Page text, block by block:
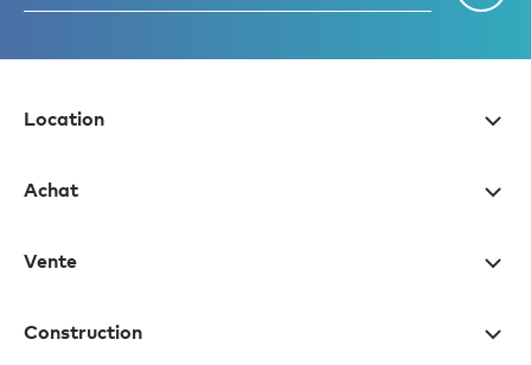
Location
Achat
Vente
Construction